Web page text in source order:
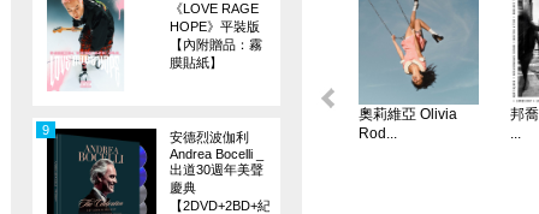
《LOVE RAGE
HOPE》平裝版
【內附贈品：霧
膜貼紙】
安德烈波伽利
Andrea Bocelli _
出道30週年美聲
慶典
【2DVD+2BD+紀
9
奧莉維亞 Olivia
Rod...
邦
...